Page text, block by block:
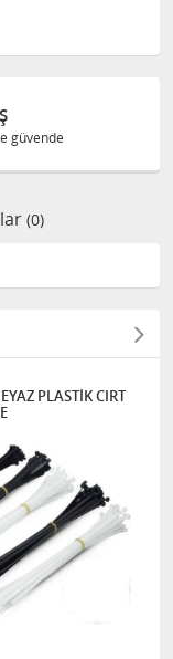
güvende
(0)
PLASTİK CIRT